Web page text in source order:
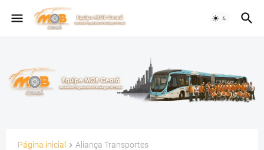
Página inicial Aliança Transportes